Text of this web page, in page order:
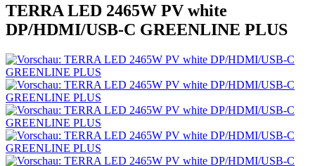
TERRA LED 2465W PV white
DP/HDMI/USB-C GREENLINE PLUS